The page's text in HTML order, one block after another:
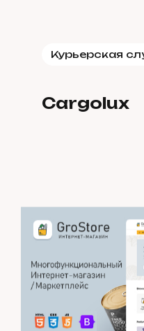
Курьерская
Cargolux